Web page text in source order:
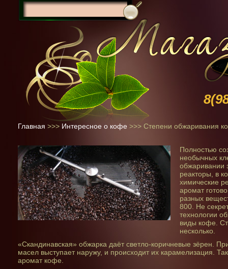
Главная >>> Интересное о кофе >>> Степени обжаривания
Полностью
необычных
обжаривании
реакторы, в
химические
аромат
разных
800. Не
технологии
виды кофе.
несколько.
«Скандинавская» обжарка даёт светло-коричневые зёрен.
масел выступает наружу, и происходит их карамелизация.
аромат кофе.